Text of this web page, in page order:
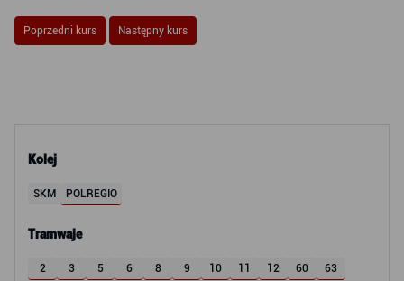
Kolej
SKM POLREGIO
Tramwaje
2 3 5 6 8 9 10 11 12 60 63
Poprzedni kurs Następny kurs